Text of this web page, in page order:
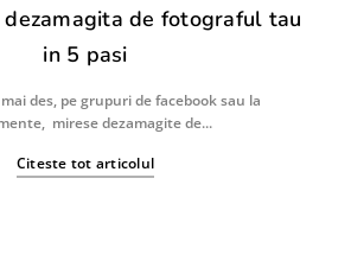
dezamagita de fotograful tau
in 5 pasi
des, pe grupuri de facebook sau la
mirese dezamagite de...
Citeste tot articolul